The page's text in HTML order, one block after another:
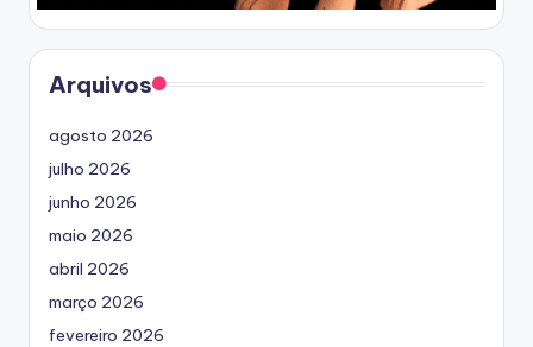
Arquivos
agosto 2026
julho 2026
junho 2026
maio 2026
abril 2026
março 2026
fevereiro 2026